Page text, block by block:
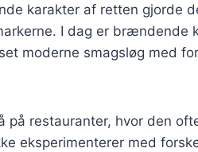
karakter af retten gjorde
I dag er brændende
moderne smagsløg med
på restauranter, hvor den
eksperimenterer med